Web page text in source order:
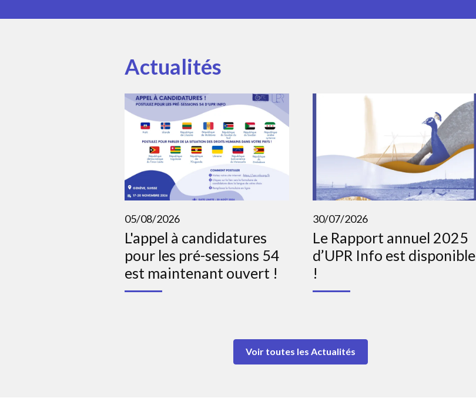
Actualités
05/08/2026
L'appel à candidatures
pour les pré-sessions 54
est maintenant ouvert !
30/07/2026
Le Rapport annuel 2025
d’UPR Info est disponible
!
Voir toutes les Actualités